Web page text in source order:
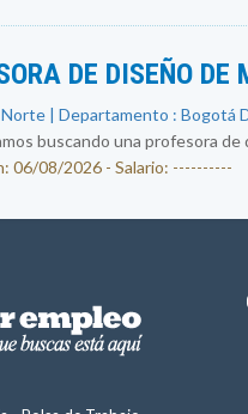
DE DISEÑO DE
| Departamento : Bogotá
buscando una profesora de
06/08/2026 - Salario: ----------